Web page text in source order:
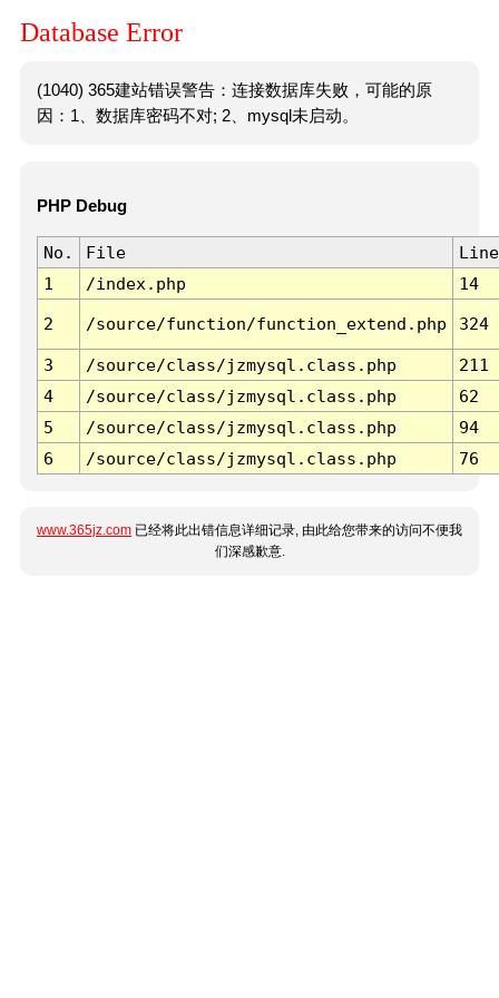
Database Error
(1040) 365建站错误警告：连接数据库失败，可能的原
因：1、数据库密码不对; 2、mysql未启动。
PHP Debug
No. File
Line
1
/index.php 14
2 /source/function/function_extend.php 324
3 /source/class/jzmysql.class.php
211
4
/source/class/jzmysql.class.php
62
5
/source/class/jzmysql.class.php
94
6
/source/class/jzmysql.class.php 76
www.365jz.com 已经将此出错信息详细记录, 由此给您带来的访问不便我
们深感歉意.